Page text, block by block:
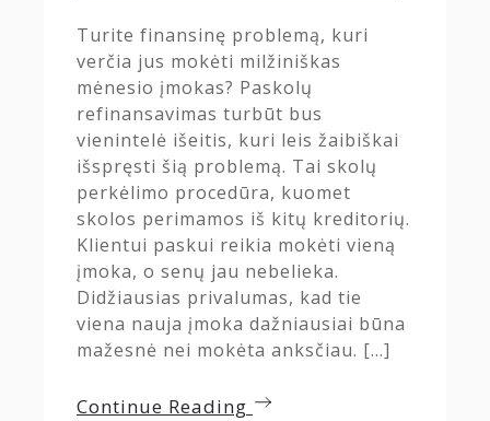
Turite finansinę problemą, kuri
verčia jus mokėti milžiniškas
mėnesio įmokas? Paskolų
refinansavimas turbūt bus
vienintelė išeitis, kuri leis žaibiškai
išspręsti šią problemą. Tai skolų
perkėlimo procedūra, kuomet
skolos perimamos iš kitų kreditorių.
Klientui paskui reikia mokėti vieną
įmoka, o senų jau nebelieka.
Didžiausias privalumas, kad tie
viena nauja įmoka dažniausiai būna
mažesnė nei mokėta anksčiau. […]
Continue Reading